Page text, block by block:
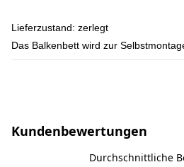
Lieferzustand: zerlegt
Das Balkenbett wird zur
Kundenbewertungen
Durchschnittliche